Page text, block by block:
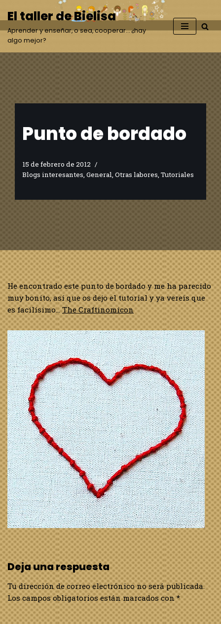
Saltar
al
contenido
El taller de Bielisa
Aprender y enseñar, o sea, cooperar… ¿hay
algo mejor?
Punto de bordado
15 de febrero de 2012
Blogs interesantes General Otras labores Tutoriales
He encontrado este punto de bordado y me ha parecido
muy bonito, así que os dejo el tutorial y ya vereis que
es facilísimo…The Craftinomicon
Deja una respuesta
Tu dirección de correo electrónico no será publicada.
Los campos obligatorios están marcados con*